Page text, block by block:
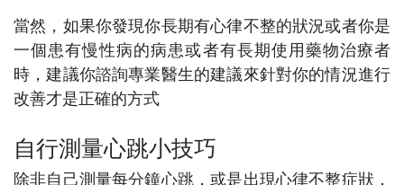
當然，如果你發現你長期有心律不整的狀況或者你是
一個患有慢性病的病患或者有長期使用藥物治療者
時，建議你諮詢專業醫生的建議來針對你的情況進行
改善才是正確的方式
自行測量心跳小技巧
除非自己測量每分鐘心跳，或是出現心律不整症狀，